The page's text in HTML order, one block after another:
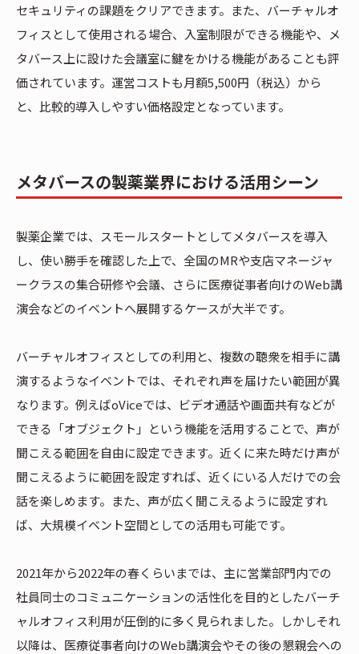
セキュリティの課題をクリアできます。また、バーチャルオ
フィスとして使用される場合、入室制限ができる機能や、メ
タバース上に設けた会議室に鍵をかける機能があることも評
価されています。運営コストも月額5,500円（税込）から
と、比較的導入しやすい価格設定となっています。
メタバースの製薬業界における活用シーン
製薬企業では、スモールスタートとしてメタバースを導入
し、使い勝手を確認した上で、全国のMRや支店マネージャ
ークラスの集合研修や会議、さらに医療従事者向けのWeb講
演会などのイベントへ展開するケースが大半です。
バーチャルオフィスとしての利用と、複数の聴衆を相手に講
演するようなイベントでは、それぞれ声を届けたい範囲が異
なります。例えばoViceでは、ビデオ通話や画面共有などが
できる「オブジェクト」という機能を活用することで、声が
聞こえる範囲を自由に設定できます。近くに来た時だけ声が
聞こえるように範囲を設定すれば、近くにいる人だけでの会
話を楽しめます。また、声が広く聞こえるように設定すれ
ば、大規模イベント空間としての活用も可能です。
2021年から2022年の春くらいまでは、主に営業部門内での
社員同士のコミュニケーションの活性化を目的としたバーチ
ャルオフィス利用が圧倒的に多く見られました。しかしそれ
以降は、医療従事者向けのWeb講演会やその後の懇親会への